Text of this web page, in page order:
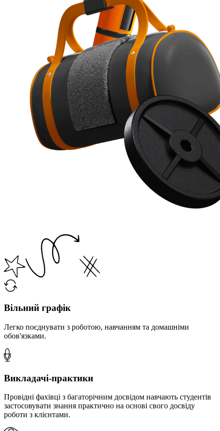
Вільний графік
Легко поєднувати з роботою, навчанням та домашніми
обов'язками.
Викладачі-практики
Провідні фахівці з багаторічним досвідом навчають студентів
застосовувати знання практично на основі свого досвіду
роботи з клієнтами.